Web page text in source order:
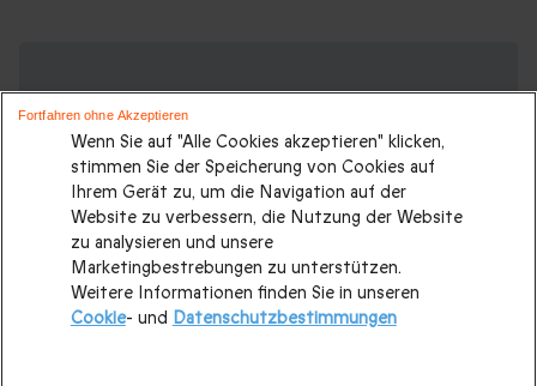
Weitere Geschenkideen ansehen:
Geschenkideen |Geschenk für Männer| Geschenk für
Frauen|Geschenk für Paare|Geschenke für Eltern
Geschenke für Großeltern|Geburtstagsgeschenk|
Geburtstagsgeschenke für Männer|
Geburtstagsgeschenke für Frauen|Geschenk für Familie
Wenn Sie auf "Alle Cookies akzeptieren" klicken,
stimmen Sie der Speicherung von Cookies auf
Ihrem Gerät zu, um die Navigation auf der
Website zu verbessern, die Nutzung der Website
zu analysieren und unsere
Marketingbestrebungen zu unterstützen.
Weitere Informationen finden Sie in unseren
Cookie- und Datenschutzbestimmungen
Fortfahren ohne Akzeptieren